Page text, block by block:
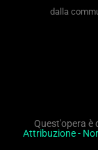
dalla
Quest'opera
Attribuzione -